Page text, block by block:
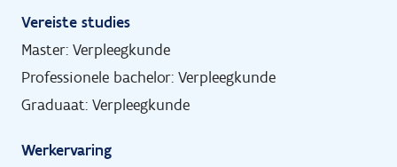
Vereiste studies
Master: Verpleegkunde
Professionele bachelor: Verpleegkunde
Graduaat: Verpleegkunde
Werkervaring